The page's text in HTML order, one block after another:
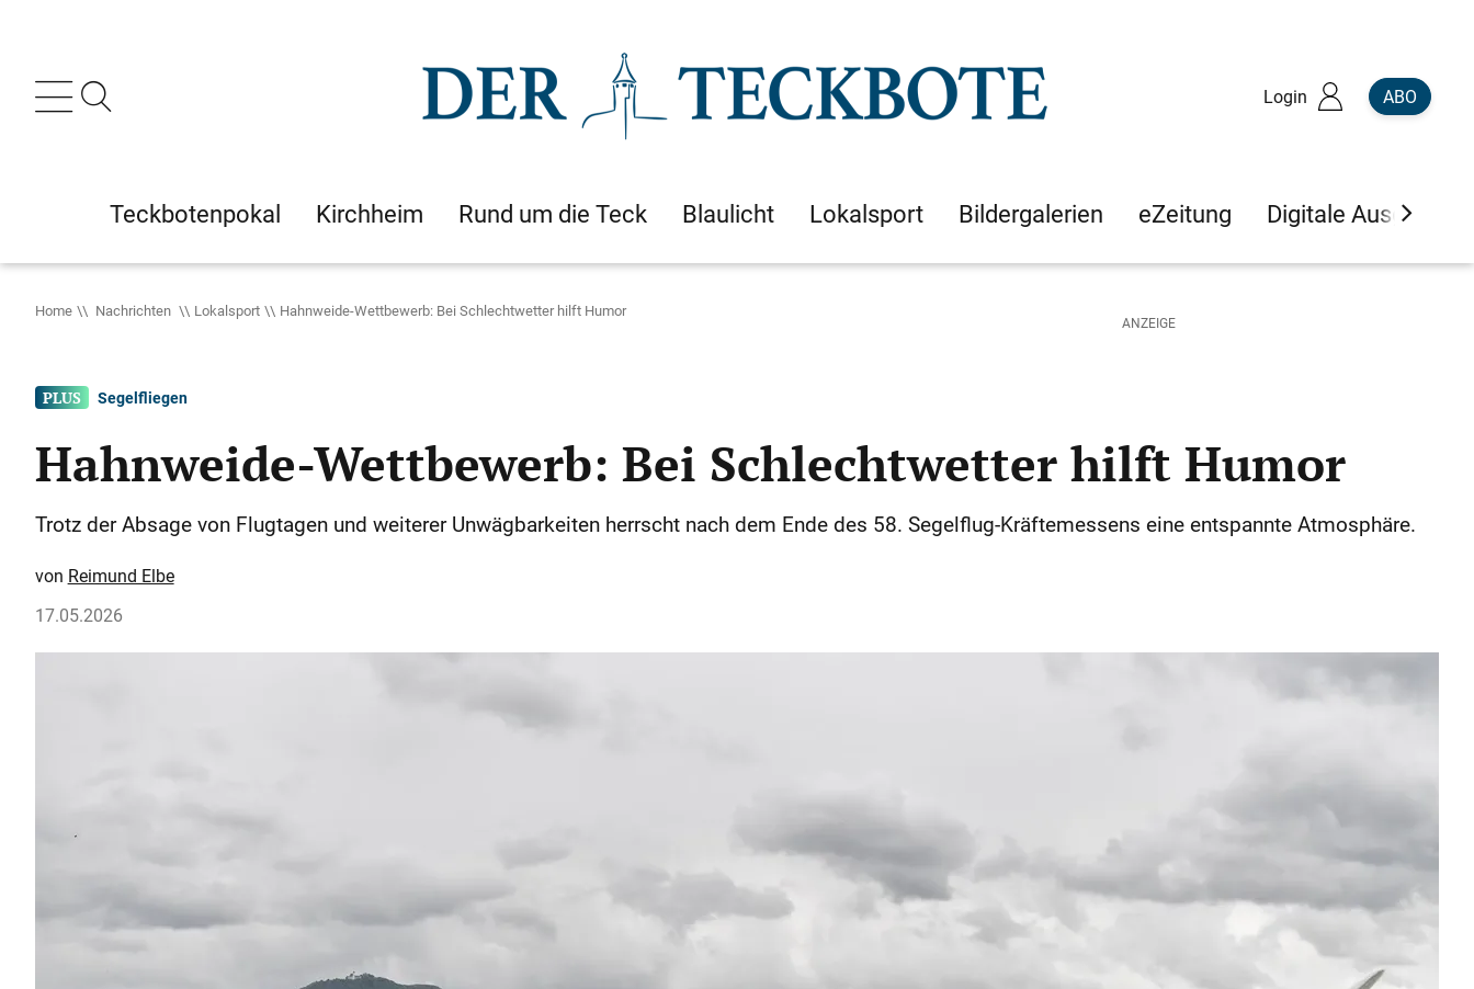
Login ABO
Teckbotenpokal Kirchheim Rund um die Teck Blaulicht Lokalsport Bildergalerien eZeitung Digitale Ausgaben
Home Nachrichten Lokalsport Hahnweide-Wettbewerb: Bei Schlechtwetter hilft Humor
Segelfliegen
Hahnweide-Wettbewerb: Bei Schlechtwetter hilft Humor
Trotz der Absage von Flugtagen und weiterer Unwägbarkeiten herrscht nach dem Ende des 58. Segelflug-Kräftemessens eine entspannte Atmosphäre.
Reimund Elbe
17.05.2026